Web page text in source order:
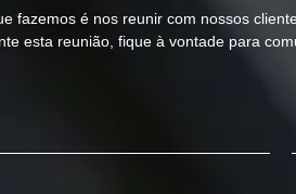
fazemos é nos reunir com nossos
esta reunião, fique à vontade para